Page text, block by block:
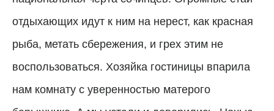
отдыхающих идут к ним на нерест, как красная
рыба, метать сбережения, и грех этим не
воспользоваться. Хозяйка гостиницы впарила
нам комнату с уверенностью матерого